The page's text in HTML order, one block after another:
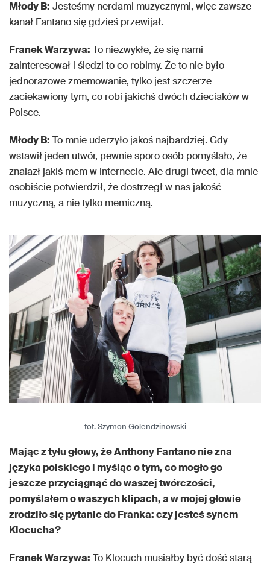
Młody B: Jesteśmy nerdami muzycznymi, więc zawsze
kanał Fantano się gdzieś przewijał.
Franek Warzywa: To niezwykłe, że się nami
zainteresował i śledzi to co robimy. Że to nie było
jednorazowe zmemowanie, tylko jest szczerze
zaciekawiony tym, co robi jakichś dwóch dzieciaków w
Polsce.
Młody B: To mnie uderzyło jakoś najbardziej. Gdy
wstawił jeden utwór, pewnie sporo osób pomyślało, że
znalazł jakiś mem w internecie. Ale drugi tweet, dla mnie
osobiście potwierdził, że dostrzegł w nas jakość
muzyczną, a nie tylko memiczną.
fot. Szymon Golendzinowski
Mając z tyłu głowy, że Anthony Fantano nie zna
języka polskiego i myśląc o tym, co mogło go
jeszcze przyciągnąć do waszej twórczości,
pomyślałem o waszych klipach, a w mojej głowie
zrodziło się pytanie do Franka: czy jesteś synem
Klocucha?
Franek Warzywa: To Klocuch musiałby być dość starą